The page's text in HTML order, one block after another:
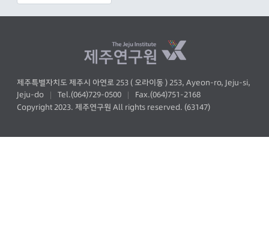
제주특별자치도 제주시 아연로 253 ( 오라이동 ) 253, Ayeon-ro, Jeju-si,
Jeju-do
Tel.(064)729-0500
Fax.(064)751-2168
Copyright 2023. 제주연구원 All rights reserved. (63147)